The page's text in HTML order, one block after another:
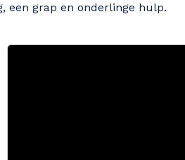
een grap en onderlinge hulp.